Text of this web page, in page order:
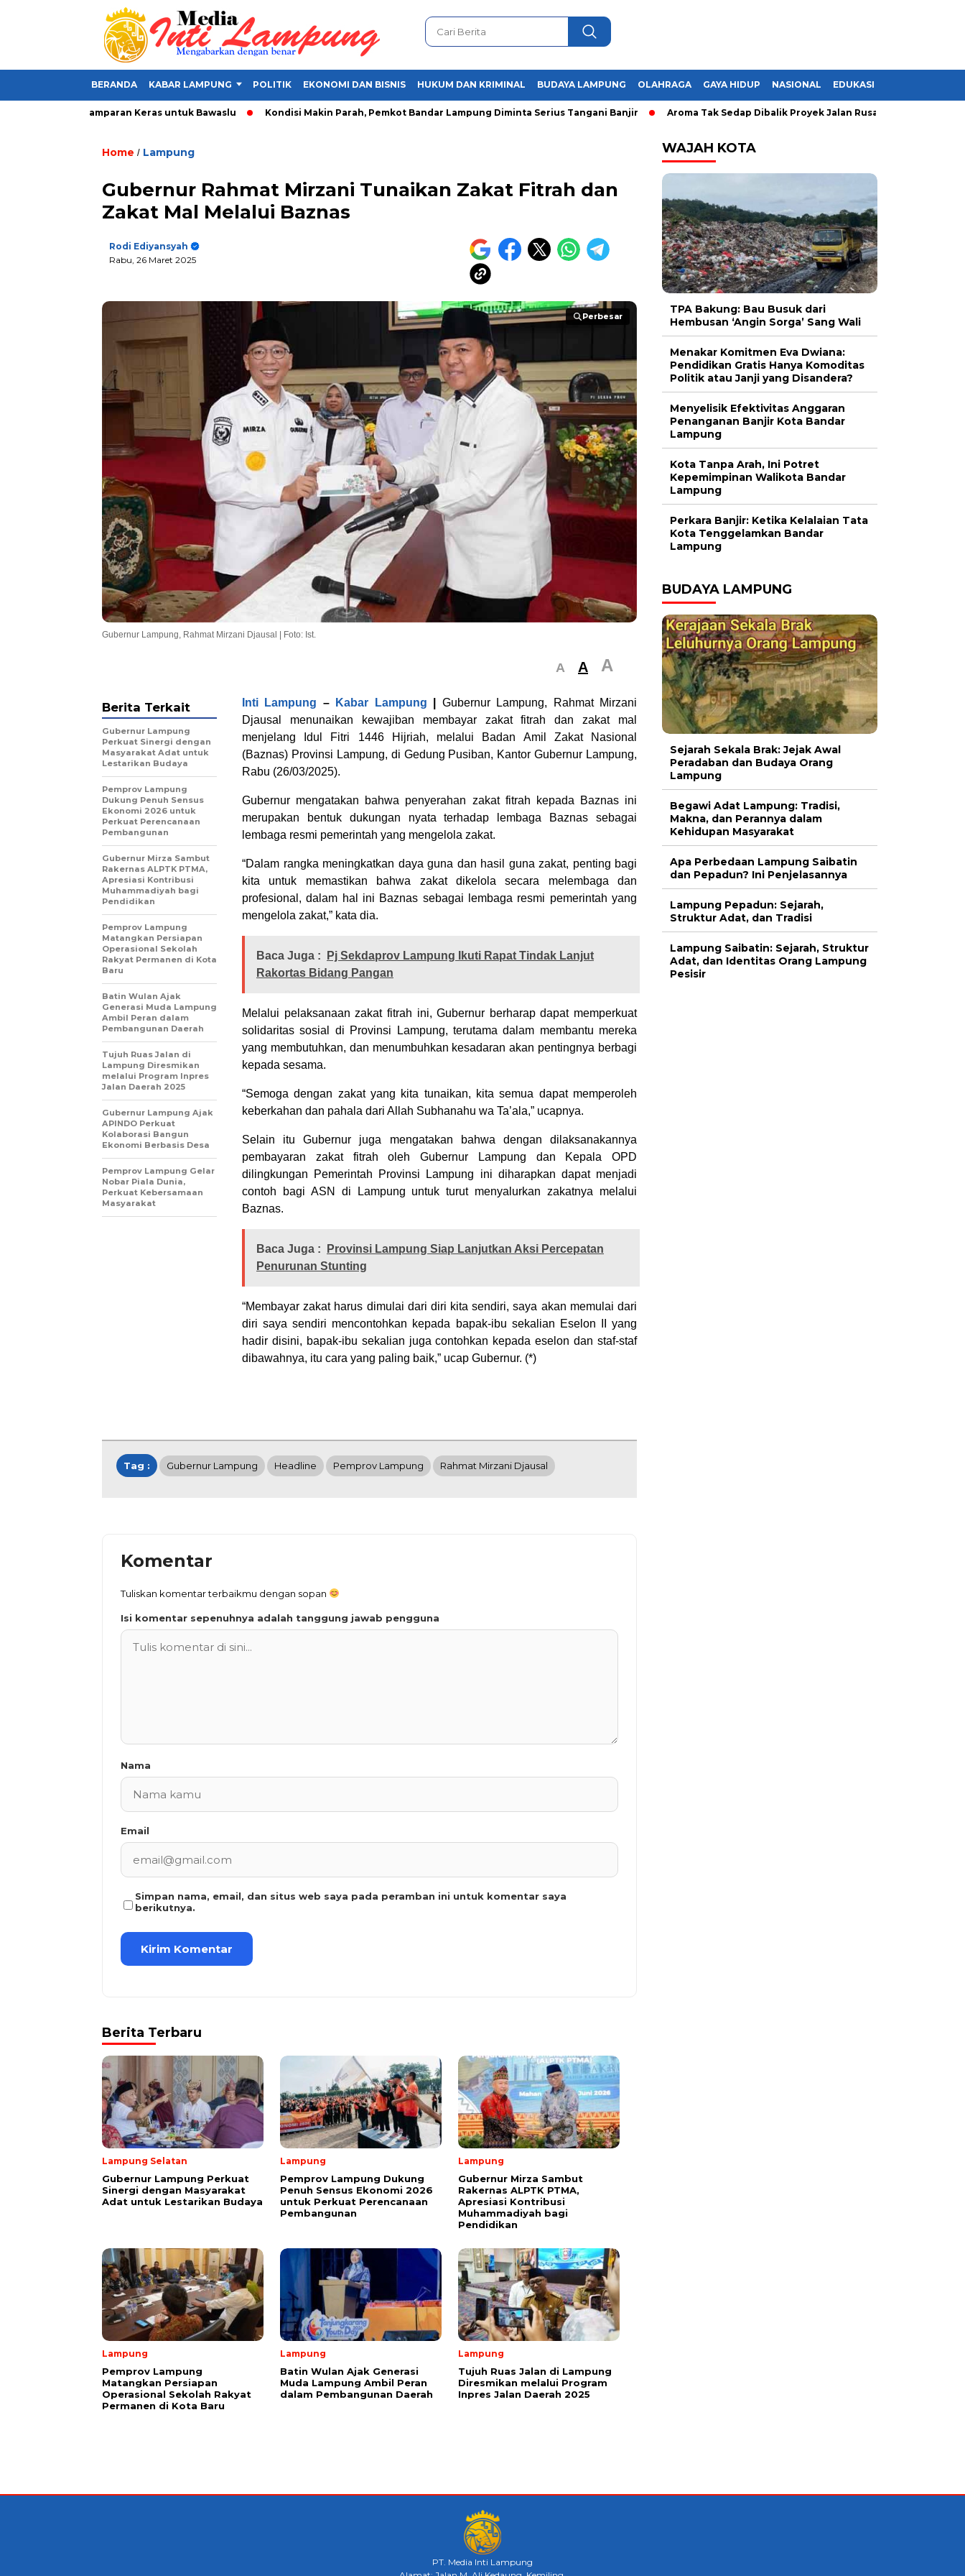
BERANDA KABAR LAMPUNG POLITIK EKONOMI DAN BISNIS HUKUM DAN KRIMINAL BUDAYA LAMPUNG OLAHRAGA GAYA HIDUP NASIONAL EDUKASI
Politik, Tamparan Keras untuk Bawaslu Kondisi Makin Parah, Pemkot Bandar Lampung Diminta Serius Tangani Banjir Aroma Tak Sedap Dibalik Proyek Jalan Rusak di Lampung,
Home / Lampung
Gubernur Rahmat Mirzani Tunaikan Zakat Fitrah dan
Zakat Mal Melalui Baznas
Rodi Ediyansyah
Rabu, 26 Maret 2025
Perbesar
Perbesar
Gubernur Lampung, Rahmat Mirzani Djausal | Foto: Ist.
A A A
Inti Lampung – Kabar Lampung
Gubernur Lampung, Rahmat Mirzani
Djausal menunaikan kewajiban membayar zakat fitrah dan zakat mal
menjelang Idul Fitri 1446 Hijriah, melalui Badan Amil Zakat Nasional
(Baznas) Provinsi Lampung, di Gedung Pusiban, Kantor Gubernur Lampung,
Rabu (26/03/2025).
Gubernur mengatakan bahwa penyerahan zakat fitrah kepada Baznas ini
merupakan bentuk dukungan nyata terhadap lembaga Baznas sebagai
lembaga resmi pemerintah yang mengelola zakat.
“Dalam rangka meningkatkan daya guna dan hasil guna zakat, penting bagi
kita untuk memastikan bahwa zakat dikelola secara melembaga dan
profesional, dalam hal ini Baznas sebagai lembaga resmi pemerintah yang
mengelola zakat,” kata dia.
Baca Juga :
Pj Sekdaprov Lampung Ikuti Rapat Tindak Lanjut
Rakortas Bidang Pangan
Melalui pelaksanaan zakat fitrah ini, Gubernur berharap dapat memperkuat
solidaritas sosial di Provinsi Lampung, terutama dalam membantu mereka
yang membutuhkan, dan menumbuhkan kesadaran akan pentingnya berbagi
kepada sesama.
“Semoga dengan zakat yang kita tunaikan, kita semua dapat memperoleh
keberkahan dan pahala dari Allah Subhanahu wa Ta’ala,” ucapnya.
Selain itu Gubernur juga mengatakan bahwa dengan dilaksanakannya
pembayaran zakat fitrah oleh Gubernur Lampung dan Kepala OPD
dilingkungan Pemerintah Provinsi Lampung ini diharapkan dapat menjadi
contoh bagi ASN di Lampung untuk turut menyalurkan zakatnya melalui
Baznas.
Baca Juga :
Provinsi Lampung Siap Lanjutkan Aksi Percepatan
Penurunan Stunting
“Membayar zakat harus dimulai dari diri kita sendiri, saya akan memulai dari
diri saya sendiri mencontohkan kepada bapak-ibu sekalian Eselon II yang
hadir disini, bapak-ibu sekalian juga contohkan kepada eselon dan staf-staf
dibawahnya, itu cara yang paling baik,” ucap Gubernur. (*)
Berita Terkait
Gubernur Lampung
Perkuat Sinergi dengan
Masyarakat Adat untuk
Lestarikan Budaya
Pemprov Lampung
Dukung Penuh Sensus
Ekonomi 2026 untuk
Perkuat Perencanaan
Pembangunan
Gubernur Mirza Sambut
Rakernas ALPTK PTMA,
Apresiasi Kontribusi
Muhammadiyah bagi
Pendidikan
Pemprov Lampung
Matangkan Persiapan
Operasional Sekolah
Rakyat Permanen di Kota
Baru
Batin Wulan Ajak
Generasi Muda Lampung
Ambil Peran dalam
Pembangunan Daerah
Tujuh Ruas Jalan di
Lampung Diresmikan
melalui Program Inpres
Jalan Daerah 2025
Gubernur Lampung Ajak
APINDO Perkuat
Kolaborasi Bangun
Ekonomi Berbasis Desa
Pemprov Lampung Gelar
Nobar Piala Dunia,
Perkuat Kebersamaan
Masyarakat
Tag : Gubernur Lampung Headline Pemprov Lampung Rahmat Mirzani Djausal
Komentar
Tuliskan komentar terbaikmu dengan sopan
Isi komentar sepenuhnya adalah tanggung jawab pengguna
Nama
Email
Simpan nama, email, dan situs web saya pada peramban ini untuk komentar saya
berikutnya.
Berita Terbaru
Lampung Selatan
Gubernur Lampung Perkuat
Sinergi dengan Masyarakat
Adat untuk Lestarikan Budaya
Lampung
Pemprov Lampung Dukung
Penuh Sensus Ekonomi 2026
untuk Perkuat Perencanaan
Pembangunan
Lampung
Gubernur Mirza Sambut
Rakernas ALPTK PTMA,
Apresiasi Kontribusi
Muhammadiyah bagi
Pendidikan
Lampung
Pemprov Lampung
Matangkan Persiapan
Operasional Sekolah Rakyat
Permanen di Kota Baru
Lampung
Batin Wulan Ajak Generasi
Muda Lampung Ambil Peran
dalam Pembangunan Daerah
Lampung
Tujuh Ruas Jalan di Lampung
Diresmikan melalui Program
Inpres Jalan Daerah 2025
WAJAH KOTA
TPA Bakung: Bau Busuk dari
Hembusan ‘Angin Sorga’ Sang Wali
Menakar Komitmen Eva Dwiana:
Pendidikan Gratis Hanya Komoditas
Politik atau Janji yang Disandera?
Menyelisik Efektivitas Anggaran
Penanganan Banjir Kota Bandar
Lampung
Kota Tanpa Arah, Ini Potret
Kepemimpinan Walikota Bandar
Lampung
Perkara Banjir: Ketika Kelalaian Tata
Kota Tenggelamkan Bandar
Lampung
BUDAYA LAMPUNG
Sejarah Sekala Brak: Jejak Awal
Peradaban dan Budaya Orang
Lampung
Begawi Adat Lampung: Tradisi,
Makna, dan Perannya dalam
Kehidupan Masyarakat
Apa Perbedaan Lampung Saibatin
dan Pepadun? Ini Penjelasannya
Lampung Pepadun: Sejarah,
Struktur Adat, dan Tradisi
Lampung Saibatin: Sejarah, Struktur
Adat, dan Identitas Orang Lampung
Pesisir
PT. Media Inti Lampung